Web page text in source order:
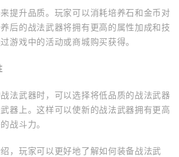
提升品质。玩家可以消耗培养石和金币对
后的战法武器将拥有更高的属性加成和技
游戏中的活动或商城购买获得。
法武器时，可以选择将低品质的战法武器
器上。这样可以使新的战法武器拥有更高
战斗力。
，玩家可以更好地了解如何装备战法武